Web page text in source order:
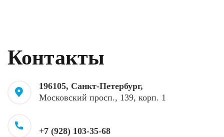
Контакты
196105, Санкт-Петербург,
Московский просп., 139, корп. 1
+7 (928) 103-35-68